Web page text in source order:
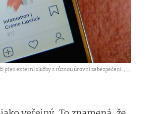
přes externí služby s různou úrovní zabezpečení. ,...